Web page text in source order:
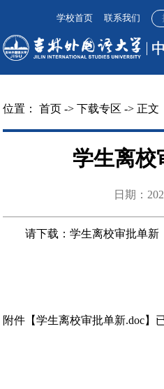
学校首页 联系我们
位置：首页 ->下载专区 -> 正文
学生离校
日期：
请下载：学生离校审批单新
附件【学生离校审批单新.doc】